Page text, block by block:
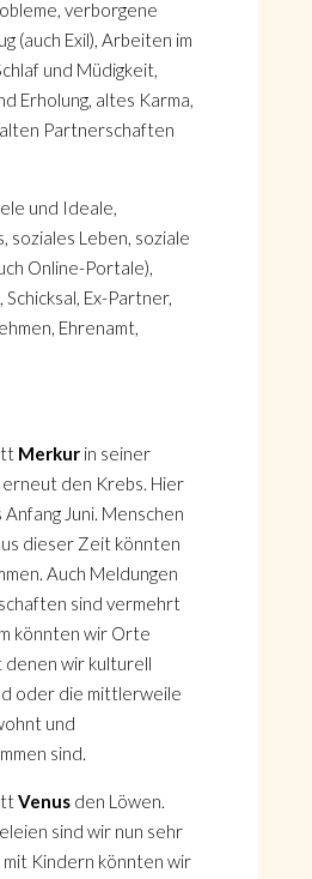
verborgene
(auch Exil), Arbeiten im
und Müdigkeit,
Erholung, altes Karma,
Partnerschaften
und Ideale,
soziales Leben, soziale
Online-Portale),
Ex-Partner,
Ehrenamt,
Merkurin seiner
erneut den Krebs. Hier
Juni. Menschen
dieser Zeit könnten
Auch Meldungen
sind vermehrt
könnten wir Orte
denen wir kulturell
oder die mittlerweile
und
sind.
Venusden Löwen.
sind wir nun sehr
mit Kindern könnten wir